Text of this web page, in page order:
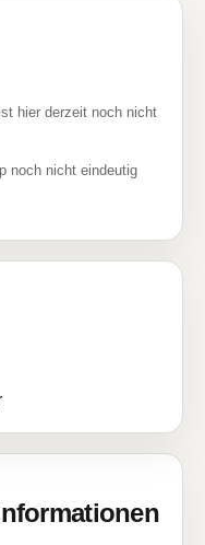
hier derzeit noch nicht
noch nicht eindeutig